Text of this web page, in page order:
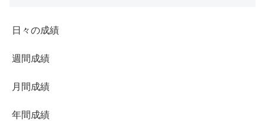
日々の成績
週間成績
月間成績
年間成績